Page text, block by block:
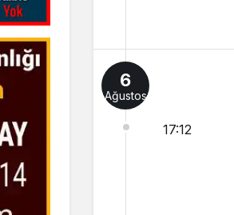
6
Ağustos
17:12